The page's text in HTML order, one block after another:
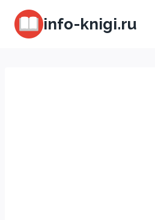
Перейти
содержимому
info-knigi.ru